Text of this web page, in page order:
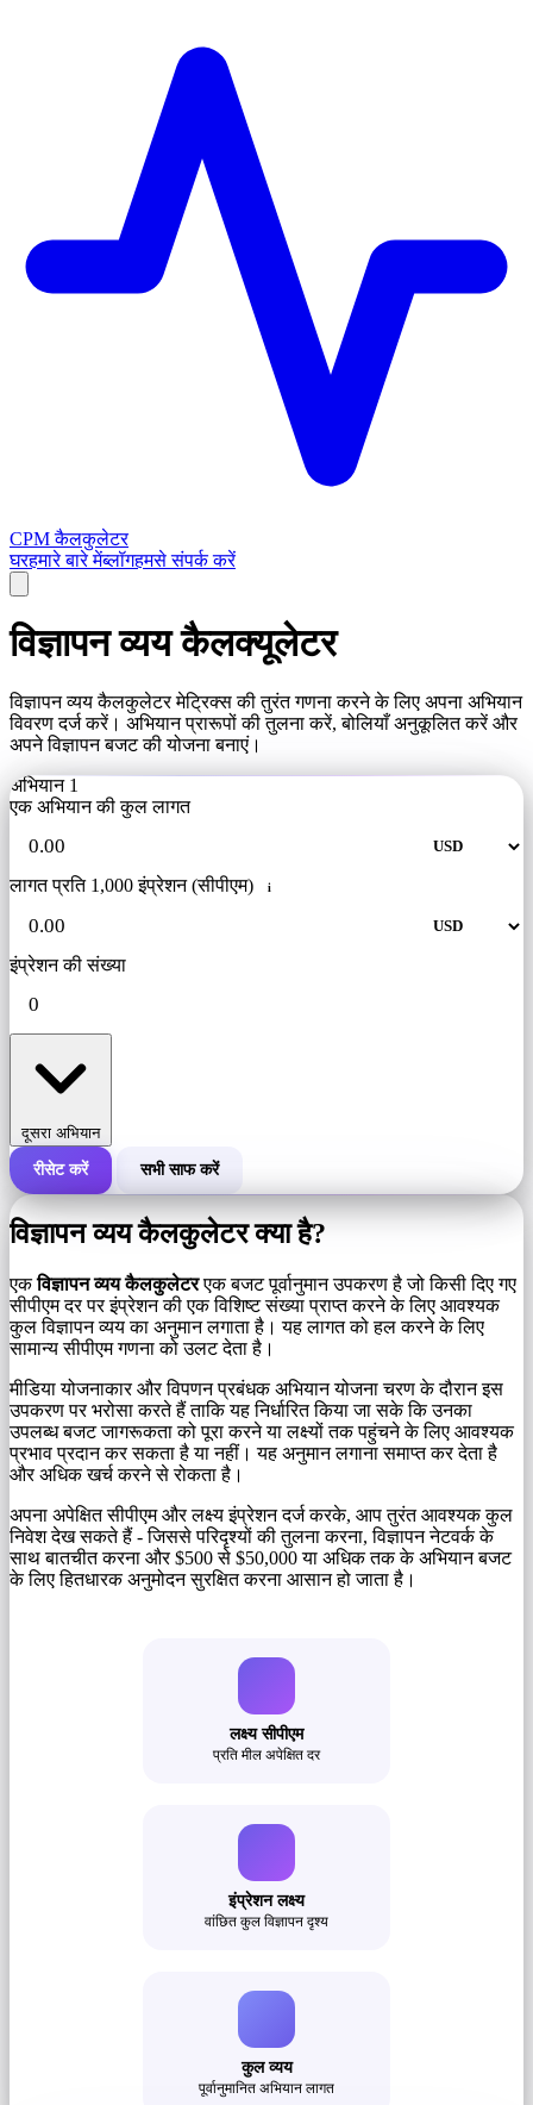
CPM कैलकुलेटर
घरहमारे बारे मेंब्लॉगहमसे संपर्क करें
विज्ञापन व्यय कैलक्यूलेटर
विज्ञापन व्यय कैलकुलेटर मेट्रिक्स की तुरंत गणना करने के लिए अपना अभियान
विवरण दर्ज करें। अभियान प्रारूपों की तुलना करें, बोलियाँ अनुकूलित करें और
अपने विज्ञापन बजट की योजना बनाएं।
अभियान 1
एक अभियान की कुल लागत
लागत प्रति 1,000 इंप्रेशन (सीपीएम) i
इंप्रेशन की संख्या
दूसरा अभियान
एक अभियान की कुल लागत
लागत प्रति 1,000 इंप्रेशन (सीपीएम)
इंप्रेशन की संख्या
रीसेट करें सभी साफ करें
विज्ञापन व्यय कैलकुलेटर क्या है?
एकविज्ञापन व्यय कैलकुलेटरएक बजट पूर्वानुमान उपकरण है जो किसी दिए गए
सीपीएम दर पर इंप्रेशन की एक विशिष्ट संख्या प्राप्त करने के लिए आवश्यक
कुल विज्ञापन व्यय का अनुमान लगाता है। यह लागत को हल करने के लिए
सामान्य सीपीएम गणना को उलट देता है।
मीडिया योजनाकार और विपणन प्रबंधक अभियान योजना चरण के दौरान इस
उपकरण पर भरोसा करते हैं ताकि यह निर्धारित किया जा सके कि उनका
उपलब्ध बजट जागरूकता को पूरा करने या लक्ष्यों तक पहुंचने के लिए आवश्यक
प्रभाव प्रदान कर सकता है या नहीं। यह अनुमान लगाना समाप्त कर देता है
और अधिक खर्च करने से रोकता है।
अपना अपेक्षित सीपीएम और लक्ष्य इंप्रेशन दर्ज करके, आप तुरंत आवश्यक कुल
निवेश देख सकते हैं - जिससे परिदृश्यों की तुलना करना, विज्ञापन नेटवर्क के
साथ बातचीत करना और $500 से $50,000 या अधिक तक के अभियान बजट
के लिए हितधारक अनुमोदन सुरक्षित करना आसान हो जाता है।
लक्ष्य सीपीएम
प्रति मील अपेक्षित दर
इंप्रेशन लक्ष्य
वांछित कुल विज्ञापन दृश्य
कुल व्यय
पूर्वानुमानित अभियान लागत